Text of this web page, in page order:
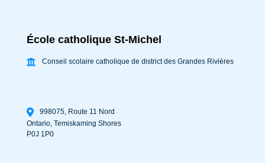
École catholique St-Michel
Conseil scolaire catholique de district des Grandes Rivières
998075, Route 11 Nord
Ontario, Temiskaming Shores
P0J 1P0